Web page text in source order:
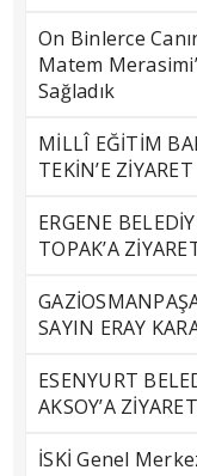
On Binlerce
Matem
Sağladık
MİLLÎ EĞİTİM
TEKİN’E ZİYARET
ERGENE
TOPAK’A
SAYIN ERAY
ESENYURT
AKSOY’A ZİYARET
İSKİ Genel